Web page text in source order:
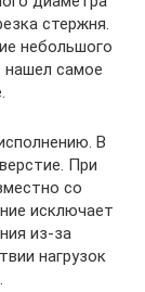
стержня.
небольшого
нашел самое
В
При
со
исключает
из-за
нагрузок